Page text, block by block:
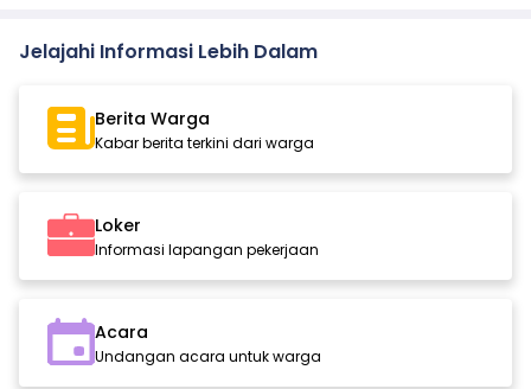
Jelajahi Informasi Lebih Dalam
Berita Warga
Kabar berita terkini dari warga
Loker
Informasi lapangan pekerjaan
Acara
Undangan acara untuk warga